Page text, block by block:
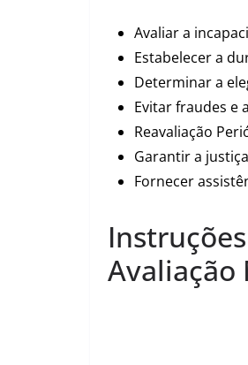
Avaliar a
Estabelecer a
Determinar a
Evitar fraudes e
Reavaliação
Garantir a
Fornecer
Avaliação